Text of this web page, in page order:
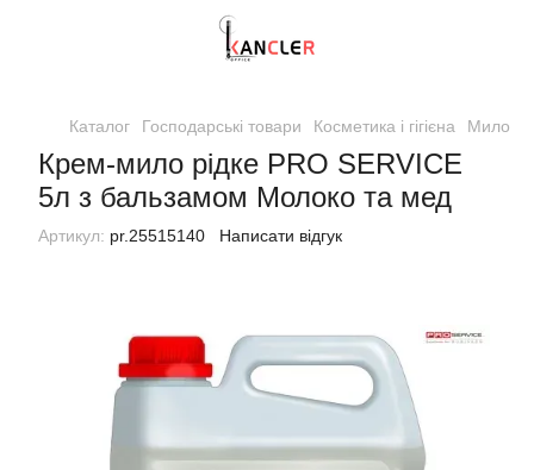
Каталог Господарські товари Косметика і гігієна Мило
Крем-мило рідке PRO SERVICE
5л з бальзамом Молоко та мед
Артикул: pr.25515140 Написати відгук